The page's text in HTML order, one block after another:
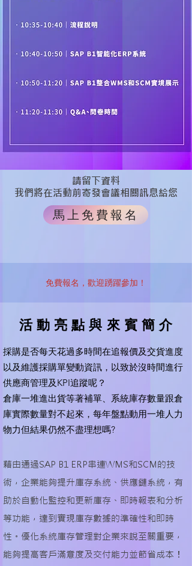
請留下資料
​我們將在活動前寄發會議相關訊息給您
馬上免費報名
免費報名，歡迎踴躍參加！​
活 動 亮 點 與 來 賓 簡 介
採購是否每天花過多時間在追報價及交貨進度
以及維護採購單變動資訊，以致於沒時間進行
供應商管理及KPI追蹤呢？
倉庫一堆進出貨等著補單、系統庫存數量跟倉
庫實際數量對不起來，每年盤點動用一堆人力
物力但結果仍然不盡理想嗎?
藉由通過SAP B1 ERP串連WMS和SCM的技
術，企業能夠提升庫存系統、供應鏈系統，有
助於自動化監控和更新庫存、即時報表和分析
等功能，達到實現庫存數據的準確性和即時
性。優化系統庫存管理對企業來說至關重要，
能夠提高客戶滿意度及交付能力並節省成本！